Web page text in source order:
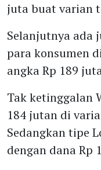
juta buat varian
Selanjutnya ada
para konsumen
angka Rp 189
Tak ketinggalan
184 jutan di
Sedangkan tipe
dengan dana Rp